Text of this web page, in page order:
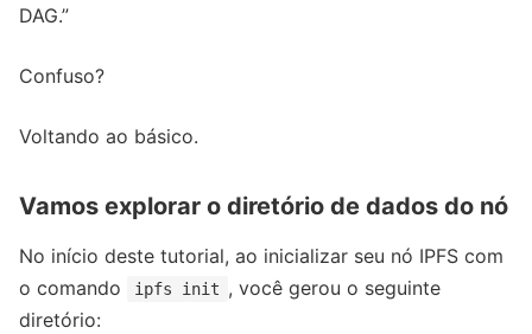
DAG.”
Confuso?
Voltando ao básico.
Vamos explorar o diretório de dados do nó
No início deste tutorial, ao inicializar seu nó IPFS com
o comando
ipfs init , você gerou o seguinte
diretório: